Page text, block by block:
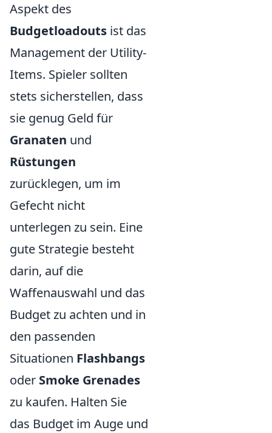
Aspekt des
Budgetloadouts ist das
Management der Utility-
Items. Spieler sollten
stets sicherstellen, dass
sie genug Geld für
Granaten und
Rüstungen
zurücklegen, um im
Gefecht nicht
unterlegen zu sein. Eine
gute Strategie besteht
darin, auf die
Waffenauswahl und das
Budget zu achten und in
den passenden
Situationen Flashbangs
oder Smoke Grenades
zu kaufen. Halten Sie
das Budget im Auge und